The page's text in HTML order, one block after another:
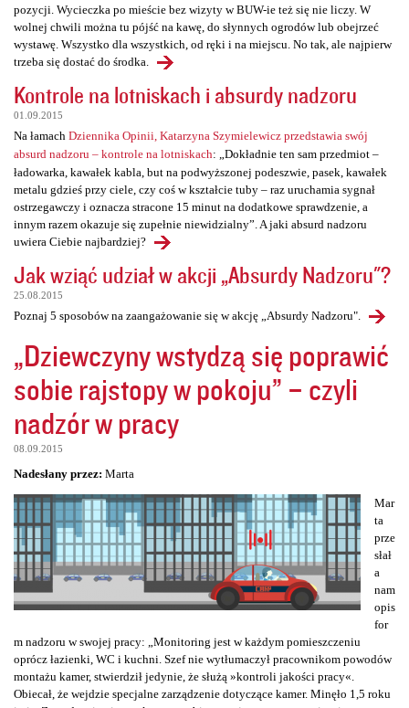
pozycji. Wycieczka po mieście bez wizyty w BUW-ie też się nie liczy. W
wolnej chwili można tu pójść na kawę, do słynnych ogrodów lub obejrzeć
wystawę. Wszystko dla wszystkich, od ręki i na miejscu. No tak, ale najpierw
trzeba się dostać do środka.
Kontrole na lotniskach i absurdy nadzoru
01.09.2015
Na łamach Dziennika Opinii, Katarzyna Szymielewicz przedstawia swój
absurd nadzoru – kontrole na lotniskach: „Dokładnie ten sam przedmiot –
ładowarka, kawałek kabla, but na podwyższonej podeszwie, pasek, kawałek
metalu gdzieś przy ciele, czy coś w kształcie tuby – raz uruchamia sygnał
ostrzegawczy i oznacza stracone 15 minut na dodatkowe sprawdzenie, a
innym razem okazuje się zupełnie niewidzialny”. A jaki absurd nadzoru
uwiera Ciebie najbardziej?
Jak wziąć udział w akcji „Absurdy Nadzoru"?
25.08.2015
Poznaj 5 sposobów na zaangażowanie się w akcję „Absurdy Nadzoru".
„Dziewczyny wstydzą się poprawić
sobie rajstopy w pokoju” – czyli
nadzór w pracy
08.09.2015
Nadesłany przez: Marta
Mar
ta
prze
słał
a
nam
opis
for
m nadzoru w swojej pracy: „Monitoring jest w każdym pomieszczeniu
oprócz łazienki, WC i kuchni. Szef nie wytłumaczył pracownikom powodów
montażu kamer, stwierdził jedynie, że służą »kontroli jakości pracy«.
Obiecał, że wejdzie specjalne zarządzenie dotyczące kamer. Minęło 1,5 roku